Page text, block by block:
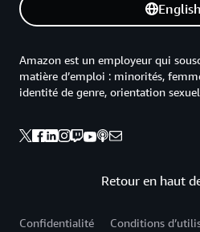
English
Retour en haut
Amazon est un employeur qui
matière d’emploi : minorités,
identité de genre, orientation
Confidentialité
Conditions